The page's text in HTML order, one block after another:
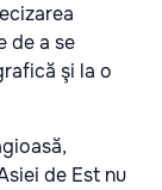
de a se
şi la o
de Est nu